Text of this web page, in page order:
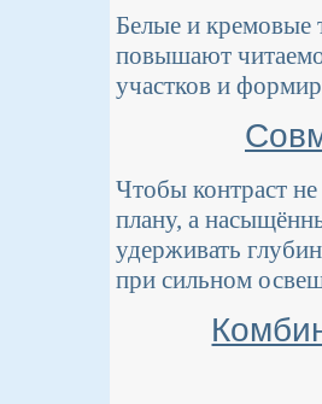
Белые и кремовые
повышают
участков и
Чтобы контраст
плану, а
удерживать
при сильном